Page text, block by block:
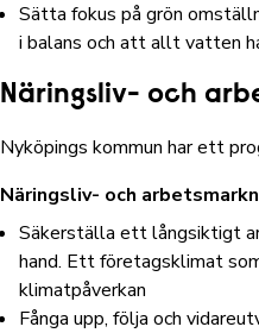
Sätta fokus på grön
i balans och att allt vatten
Näringsliv- och
Nyköpings kommun har ett
Näringsliv- och
Säkerställa ett långsiktigt
hand. Ett företagsklimat
klimatpåverkan
Fånga upp, följa och